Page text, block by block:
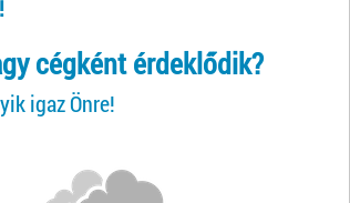
cégként érdeklődik?
igaz Önre!